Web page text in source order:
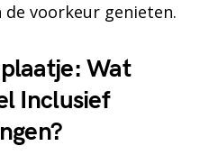
de voorkeur genieten.
Wat
Inclusief